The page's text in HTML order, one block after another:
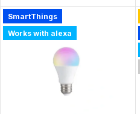
t
k
t
nastavení 16 milionů barev i
bílého světla v rozsahu 2700–
6500 K. Připojení přímo přes
Přidat do
SmartThings
Works with alexa